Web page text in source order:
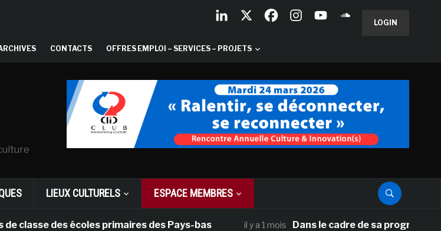
LOGIN
CONTACTS OFFRES EMPLOI – SERVICES – PROJETS
LIEUX CULTURELS ESPACE MEMBRES
des écoles primaires des Pays-bas il y a 1 mois Dans le cadre de sa programmation